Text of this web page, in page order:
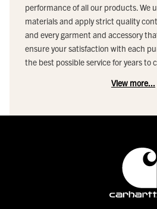
performance of all our products. We
materials and apply strict quality
and every garment and accessory
ensure your satisfaction with each
the best possible service for years to
View more...